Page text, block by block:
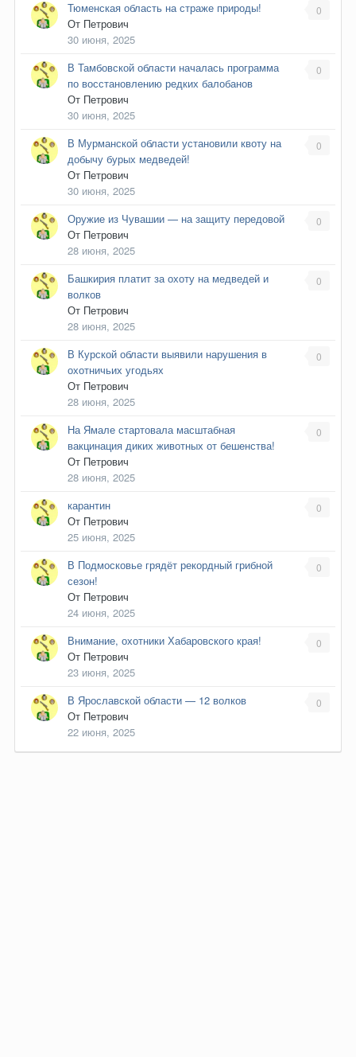
0
Тюменская область на страже природы!
От Петрович
30 июня, 2025
0
В Тамбовской области началась программа
по восстановлению редких балобанов
От Петрович
30 июня, 2025
0
В Мурманской области установили квоту на
добычу бурых медведей!
От Петрович
30 июня, 2025
0
Оружие из Чувашии — на защиту передовой
От Петрович
28 июня, 2025
0
Башкирия платит за охоту на медведей и
волков
От Петрович
28 июня, 2025
0
В Курской области выявили нарушения в
охотничьих угодьях
От Петрович
28 июня, 2025
0
На Ямале стартовала масштабная
вакцинация диких животных от бешенства!
От Петрович
28 июня, 2025
0
карантин
От Петрович
25 июня, 2025
0
В Подмосковье грядёт рекордный грибной
сезон!
От Петрович
24 июня, 2025
0
Внимание, охотники Хабаровского края!
От Петрович
23 июня, 2025
0
В Ярославской области — 12 волков
От Петрович
22 июня, 2025